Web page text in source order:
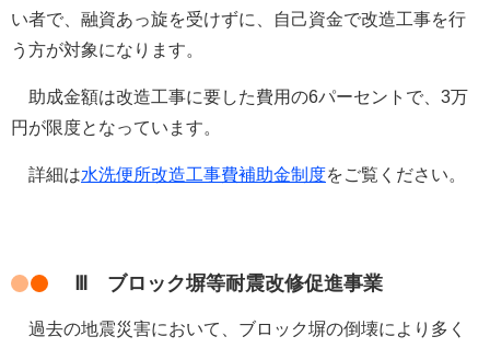
い者で、 融資あっ旋を受けずに、自己資金で改造工事を行
う方が対象になります。
助成金額は改造工事に要した費用の6パーセントで、3万
円が限度となっています。
詳細は水洗便所改造工事費補助金制度をご覧ください。
Ⅲ ブロック塀等耐震改修促進事業
過去の地震災害において、ブロック塀の倒壊により多く